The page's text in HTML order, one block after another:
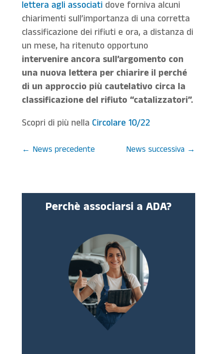
lettera agli associati dove forniva alcuni
chiarimenti sull’importanza di una corretta
classificazione dei rifiuti e ora, a distanza di
un mese, ha ritenuto opportuno
intervenire ancora sull’argomento con
una nuova lettera per chiarire il perché
di un approccio più cautelativo circa la
classificazione del rifiuto “catalizzatori”.
Scopri di più nella Circolare 10/22
← News precedente News successiva →
Perchè associarsi a ADA?